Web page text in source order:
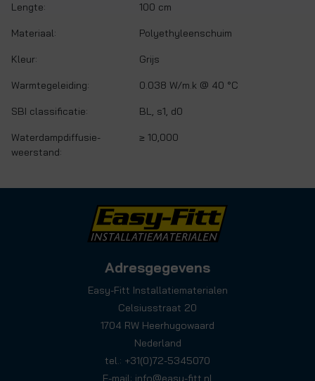
Lengte: 100 cm
Materiaal: Polyethyleenschuim
Kleur: Grijs
Warmtegeleiding: 0.038 W/m.k @ 40 °C
SBI classificatie: BL, s1, d0
Waterdampdiffusie-
weerstand:
≥ 10,000
Adresgegevens
Easy-Fitt Installatiematerialen
Celsiusstraat 20
1704 RW Heerhugowaard
Nederland
tel.: +31(0)72-5345070
E-mail: info@easy-fitt.nl